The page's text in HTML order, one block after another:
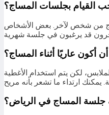
القيام بجلسات المساج؟
من شخص لآخر. بعض الأشخاص
أكون عاريًا أثناء المساج؟
لكن يتم استخدام الأغطية
جلسة المساج في الرياض؟